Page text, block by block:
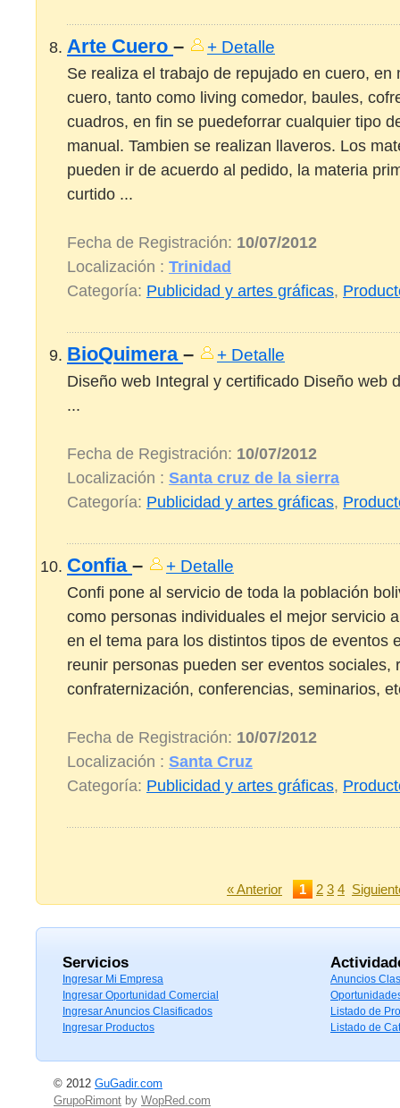
Arte Cuero –
+ Detalle
Se realiza el trabajo de repujado en cuero, en
cuero, tanto como living comedor, baules,
cuadros, en fin se puedeforrar cualquier tipo
manual. Tambien se realizan llaveros. Los
pueden ir de acuerdo al pedido, la materia
curtido ...
Fecha de Registración: 10/07/2012
Localización : Trinidad
Categoría: Publicidad y artes gráficas,
BioQuimera –
+ Detalle
Diseño web Integral y certificado Diseño web
...
Fecha de Registración: 10/07/2012
Localización : Santa cruz de la sierra
Categoría: Publicidad y artes gráficas,
Confia –
+ Detalle
Confi pone al servicio de toda la población
como personas individuales el mejor servicio
en el tema para los distintos tipos de eventos
reunir personas pueden ser eventos sociales,
confraternización, conferencias, seminarios,
Fecha de Registración: 10/07/2012
Localización : Santa Cruz
Categoría: Publicidad y artes gráficas,
« Anterior 1 2 3 4
Servicios
Ingresar Mi Empresa
Ingresar Oportunidad Comercial
Ingresar Anuncios Clasificados
Ingresar Productos
Anuncios
Listado de
Listado de
© 2012 GuGadir.com
GrupoRimont by WopRed.com